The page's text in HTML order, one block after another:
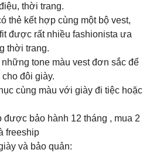
thời trang.
thẻ kết hợp cùng một bộ vest,
được rất nhiều fashionista ưa
thời trang.
tone màu vest đơn sắc để
đôi giày.
cùng màu với giày đi tiệc hoặc
được bảo hành 12 tháng , mua 2
freeship
và bảo quản: